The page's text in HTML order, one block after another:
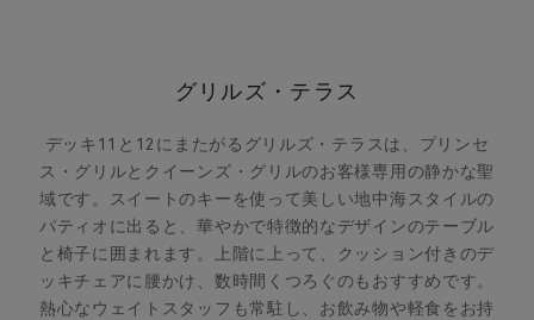
グリルズ・テラス
デッキ11と12にまたがるグリルズ・テラスは、プリンセ
ス・グリルとクイーンズ・グリルのお客様専用の静かな聖
域です。スイートのキーを使って美しい地中海スタイルの
パティオに出ると、華やかで特徴的なデザインのテーブル
と椅子に囲まれます。上階に上って、クッション付きのデ
ッキチェアに腰かけ、数時間くつろぐのもおすすめです。
熱心なウェイトスタッフも常駐し、お飲み物や軽食をお持